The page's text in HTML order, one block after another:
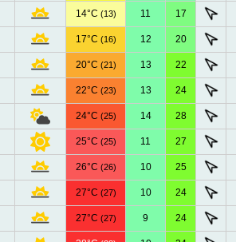
14°C (13) 11 17
17°C (16) 12 20
20°C (21) 13 22
22°C (23) 13 24
24°C (25) 14 28
25°C (25) 11 27
26°C (26) 10 25
27°C (27) 10 24
27°C (27) 9 24